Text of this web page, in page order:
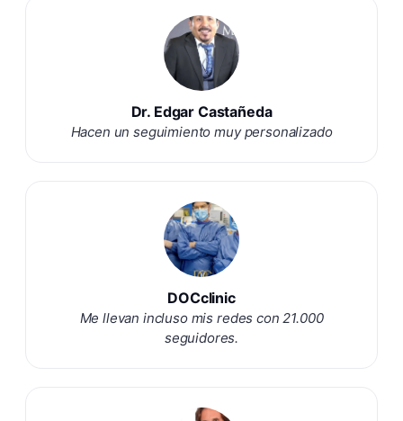
Dr. Edgar Castañeda
Hacen un seguimiento muy personalizado
DOCclinic
Me llevan incluso mis redes con 21.000
seguidores.